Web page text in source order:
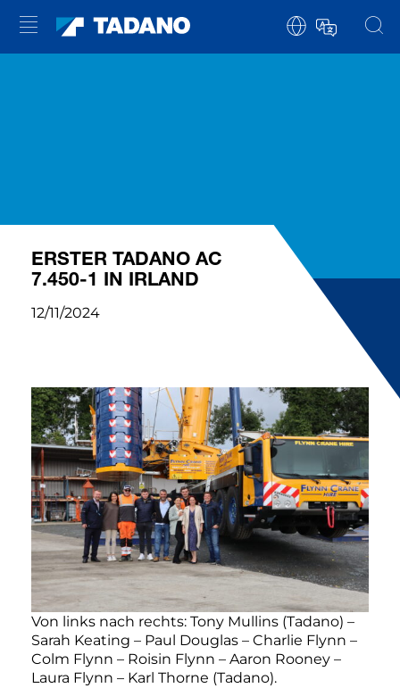
ERSTER TADANO AC
7.450-1 IN IRLAND
12/11/2024
Von links nach rechts: Tony Mullins (Tadano) –
Sarah Keating – Paul Douglas – Charlie Flynn –
Colm Flynn – Roisin Flynn – Aaron Rooney –
Laura Flynn – Karl Thorne (Tadano).